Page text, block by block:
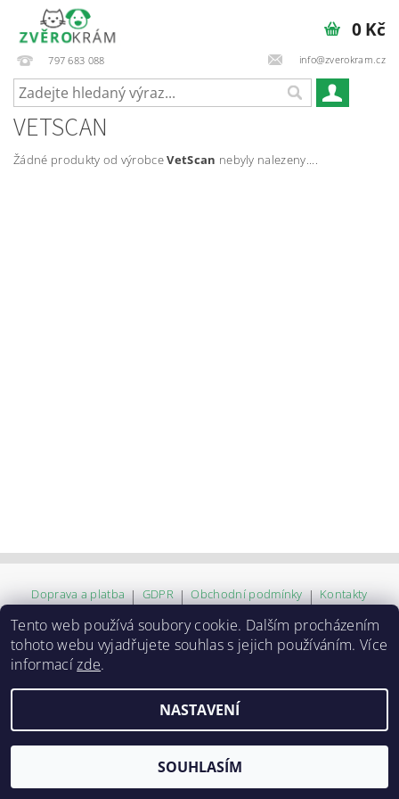
797 683 088 info@zverokram.cz
0 Kč
VETSCAN
Žádné produkty od výrobceVetScan nebyly nalezeny....
Doprava a platba | GDPR | Obchodní podmínky | Kontakty
2026 © ZVĚROKRÁM , všechna práva vyhrazena
Vytvořil Shoptet
Tento web používá soubory cookie. Dalším procházením
tohoto webu vyjadřujete souhlas s jejich používáním. Více
informacízde.
NASTAVENÍ
SOUHLASÍM